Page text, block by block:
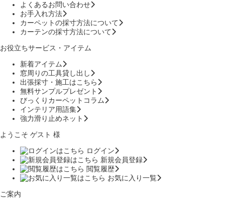
よくあるお問い合わせ
お手入れ方法
カーペットの採寸方法について
カーテンの採寸方法について
お役立ちサービス・アイテム
新着アイテム
窓周りの工具貸し出し
出張採寸・施工はこちら
無料サンプルプレゼント
びっくりカーペットコラム
インテリア用語集
強力滑り止めネット
ようこそ ゲスト 様
ログイン
新規会員登録
閲覧履歴
お気に入り一覧
ご案内